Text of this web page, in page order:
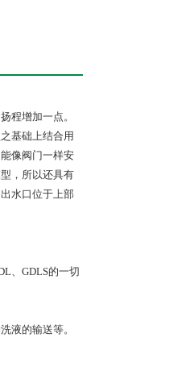
程增加一点。
基础上结合用
像阀门一样安
，所以还具有
水口位于上部
、GDLS的一切
液的输送等。